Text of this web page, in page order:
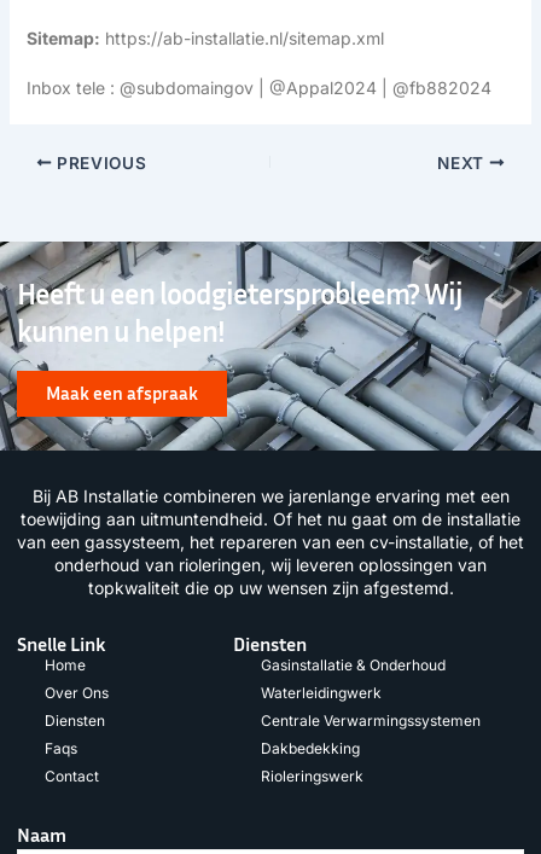
Sitemap: https://ab-installatie.nl/sitemap.xml
Inbox tele : @subdomaingov | @Appal2024 | @fb882024
PREVIOUS NEXT
Heeft u een loodgietersprobleem? Wij
kunnen u helpen!
Maak een afspraak
Bij AB Installatie combineren we jarenlange ervaring met een
toewijding aan uitmuntendheid. Of het nu gaat om de installatie
van een gassysteem, het repareren van een cv-installatie, of het
onderhoud van rioleringen, wij leveren oplossingen van
topkwaliteit die op uw wensen zijn afgestemd.
Snelle Link
Home
Over Ons
Diensten
Faqs
Contact
Diensten
Gasinstallatie & Onderhoud
Waterleidingwerk
Centrale Verwarmingssystemen
Dakbedekking
Rioleringswerk
Naam